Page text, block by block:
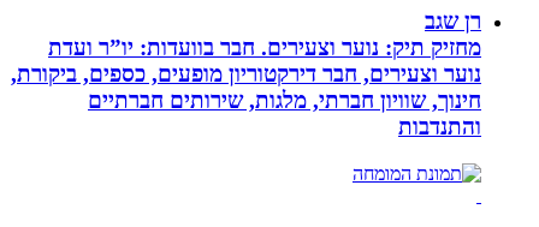
רן שגב
מחזיק תיק: נוער וצעירים. חבר בוועדות: יו”ר ועדת
נוער וצעירים, חבר דירקטוריון מופעים, כספים, ביקורת,
חינוך, שוויון חברתי, מלגות, שירותים חברתיים
והתנדבות